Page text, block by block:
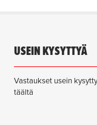
USEIN KYSYTTYÄ
Vastaukset usein
täältä